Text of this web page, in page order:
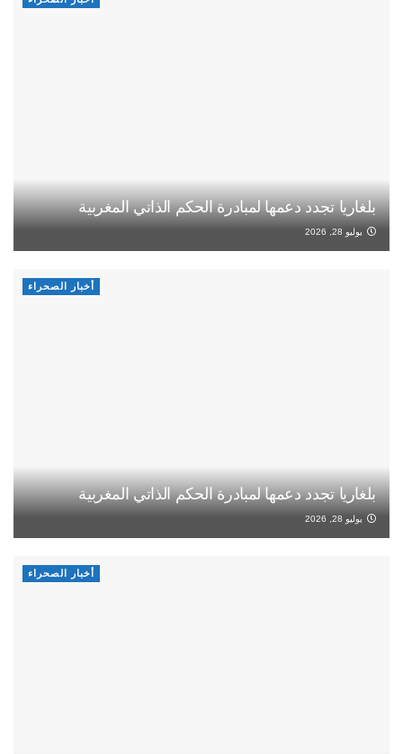
بلغاريا تجدد دعمها لمبادرة الحكم الذاتي المغربية
يوليو 28, 2026
أخبار الصحراء
بلغاريا تجدد دعمها لمبادرة الحكم الذاتي المغربية
يوليو 28, 2026
أخبار الصحراء